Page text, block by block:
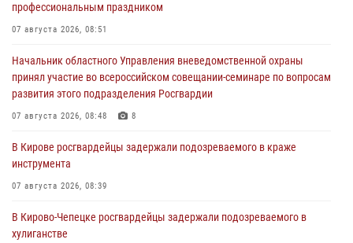
профессиональным праздником
07 августа 2026, 08:51
Начальник областного Управления вневедомственной охраны
принял участие во всероссийском совещании-семинаре по вопросам
развития этого подразделения Росгвардии
07 августа 2026, 08:48 8
В Кирове росгвардейцы задержали подозреваемого в краже
инструмента
07 августа 2026, 08:39
В Кирово-Чепецке росгвардейцы задержали подозреваемого в
хулиганстве